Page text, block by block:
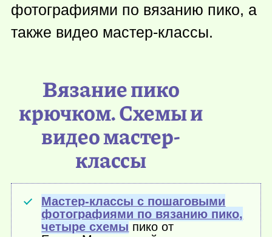
фотографиями по вязанию пико, а
также видео мастер-классы.
Вязание пико
крючком. Схемы и
видео мастер-
классы
Мастер-классы с пошаговыми
фотографиями по вязанию пико,
четыре схемы пико от